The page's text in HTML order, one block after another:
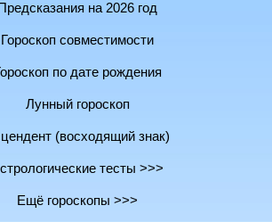
Предсказания на 2026 год
Гороскоп совместимости
по дате рождения
Лунный гороскоп
(восходящий знак)
тесты >>>
Ещё гороскопы >>>